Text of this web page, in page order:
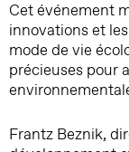
Cet événement
innovations et
mode de vie
précieuses pour
Frantz Beznik,